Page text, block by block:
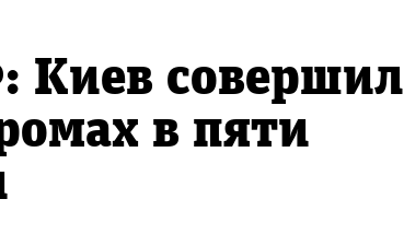
Киев совершил
в пяти